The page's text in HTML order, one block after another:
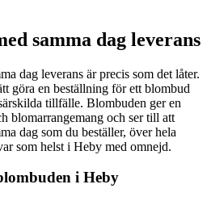
samma dag leverans
dag leverans är precis som det låter.
göra en beställning för ett blombud
Blombuden ger en
blomarrangemang och ser till att
dag som du beställer, över hela
som helst i Heby med omnejd.
i Heby